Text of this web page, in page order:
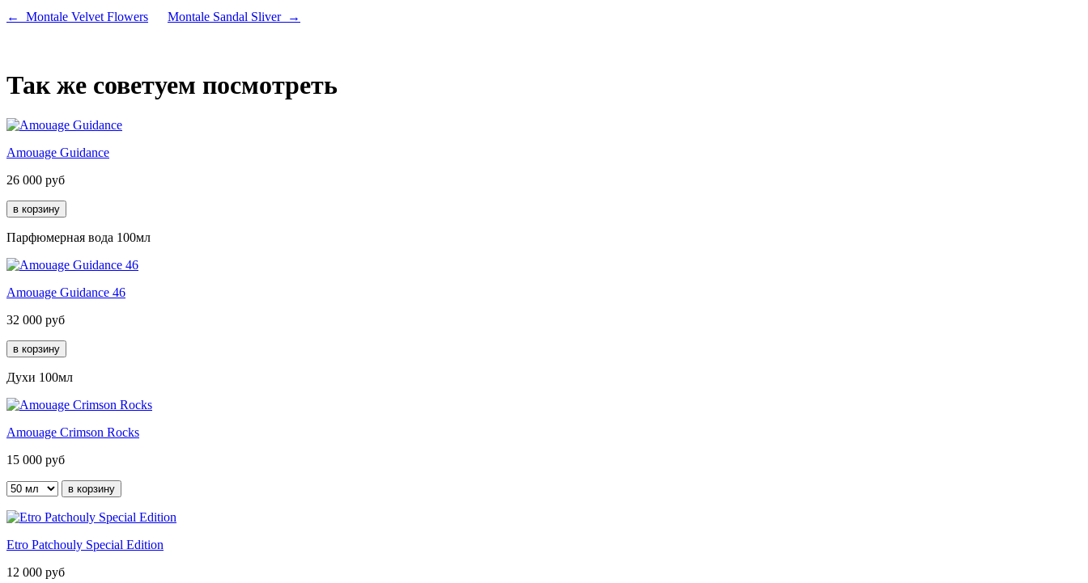
← Montale Velvet Flowers Montale Sandal Sliver →
Так же советуем посмотреть
Amouage Guidance
26 000 руб
Парфюмерная вода 100мл
Amouage Guidance 46
32 000 руб
Духи 100мл
Amouage Crimson Rocks
15 000 руб
Etro Patchouly Special Edition
12 000 руб